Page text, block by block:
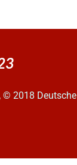
© 2018 Deutsche